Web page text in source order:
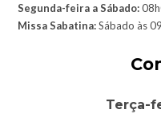
Segunda-feira a Sábado:
Missa Sabatina:Sábado às
Terça-